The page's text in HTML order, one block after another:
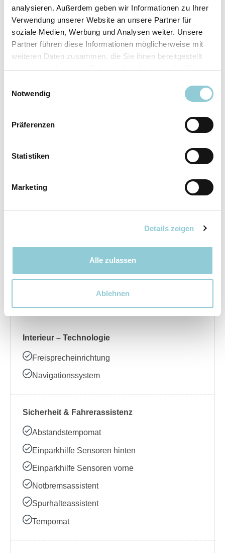
analysieren. Außerdem geben wir Informationen zu Ihrer
Verwendung unserer Website an unsere Partner für
soziale Medien, Werbung und Analysen weiter. Unsere
Partner führen diese Informationen möglicherweise mit
weiteren Daten zusammen, die Sie ihnen bereitgestellt
haben oder die sie im Rahmen Ihrer Nutzung der Dienste
Notwendig
Präferenzen
Statistiken
Marketing
Details zeigen
Alle zulassen
Ablehnen
Ausstattungslinie
N Line
Verfügbar ab
sofort
Fahrzeugkategorie
SUV/​Geländewagen/​
Pickup
110 kW (150 PS)
Ausstattung
Exterieur
Dachreling
Interieur – Komfort
Beheizbares Lenkrad
Interieur – Technologie
Freisprecheinrichtung
Navigationssystem
Sicherheit & Fahrerassistenz
Abstandstempomat
Einparkhilfe Sensoren hinten
Einparkhilfe Sensoren vorne
Notbremsassistent
Spurhalteassistent
Tempomat